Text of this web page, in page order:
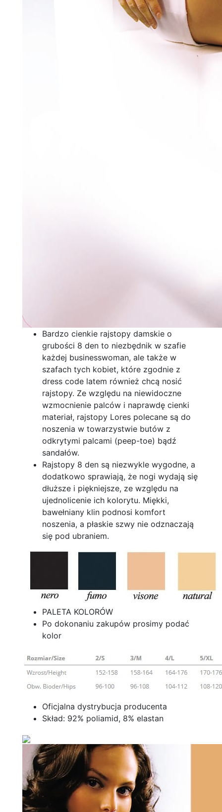
Bardzo cienkie rajstopy damskie o
grubości 8 den to niezbędnik w szafie
każdej businesswoman, ale także w
szafach tych kobiet, które zgodnie z
dress code latem również chcą nosić
rajstopy. Ze względu na niewidoczne
wzmocnienie palców i naprawdę cienki
materiał, rajstopy Lores polecane są do
noszenia w towarzystwie butów z
odkrytymi palcami (peep-toe) bądź
sandałów.
Rajstopy 8 den są niezwykle wygodne, a
dodatkowo sprawiają, że nogi wydają się
dłuższe i piękniejsze, ze względu na
ujednolicenie ich kolorytu. Miękki,
bawełniany klin podnosi komfort
noszenia, a płaskie szwy nie odznaczają
się pod ubraniem.
PALETA KOLORÓW
Po dokonaniu zakupów prosimy podać
kolor
Oficjalna dystrybucja producenta
Skład: 92% poliamid, 8% elastan